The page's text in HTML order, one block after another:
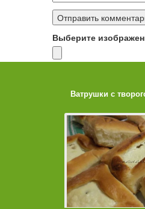
Выберите
Ватрушки с